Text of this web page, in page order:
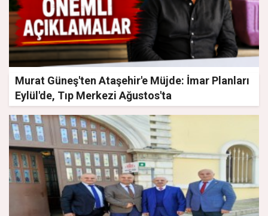
Murat Güneş'ten Ataşehir'e Müjde: İmar Planları
Eylül'de, Tıp Merkezi Ağustos'ta